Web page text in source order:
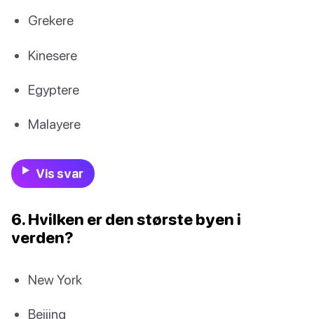
Grekere
Kinesere
Egyptere
Malayere
Vis svar
6. Hvilken er den største byen i
verden?
New York
Beijing